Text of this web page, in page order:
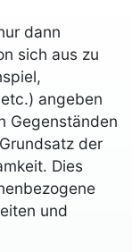
dann
sich aus zu
angeben
Gegenständen
der
Dies
und